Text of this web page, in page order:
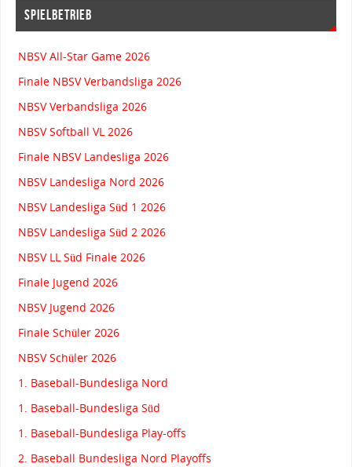
SPIELBETRIEB
NBSV All-Star Game 2026
Finale NBSV Verbandsliga 2026
NBSV Verbandsliga 2026
NBSV Softball VL 2026
Finale NBSV Landesliga 2026
NBSV Landesliga Nord 2026
NBSV Landesliga Süd 1 2026
NBSV Landesliga Süd 2 2026
NBSV LL Süd Finale 2026
Finale Jugend 2026
NBSV Jugend 2026
Finale Schüler 2026
NBSV Schüler 2026
1. Baseball-Bundesliga Nord
1. Baseball-Bundesliga Süd
1. Baseball-Bundesliga Play-offs
2. Baseball Bundesliga Nord Playoffs